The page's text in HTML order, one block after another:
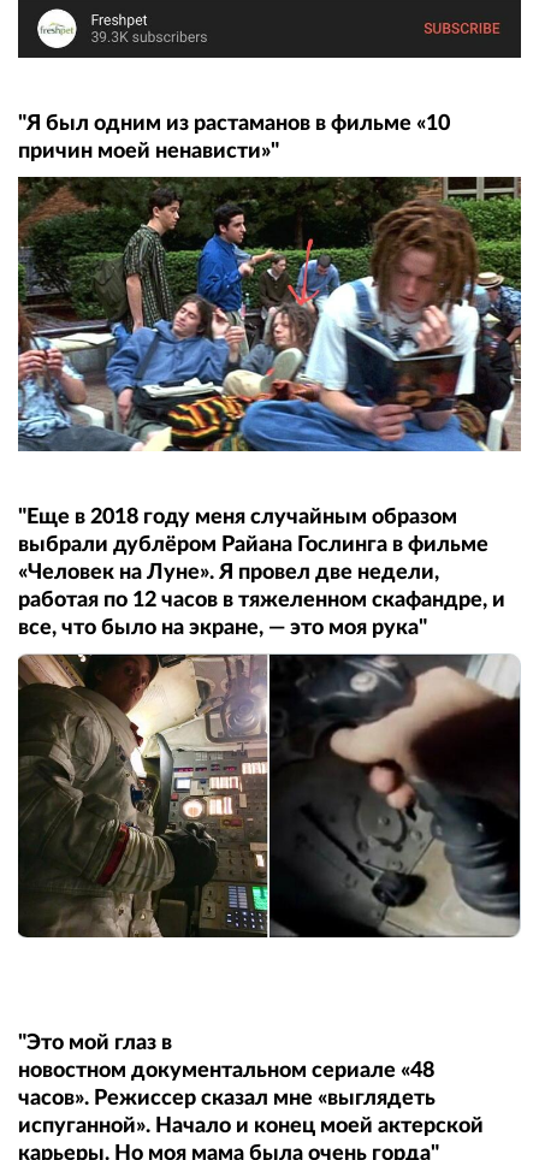
"Я был одним из растаманов в фильме «10
причин моей ненависти»"
"Еще в 2018 году меня случайным образом
выбрали дублёром Райана Гослинга в фильме
«Человек на Луне». Я провел две недели,
работая по 12 часов в тяжеленном скафандре, и
все, что было на экране, — это моя рука"
"Это мой глаз в
новостном документальном сериале «48
часов». Режиссер сказал мне «выглядеть
испуганной». Начало и конец моей актерской
карьеры. Но моя мама была очень горда"